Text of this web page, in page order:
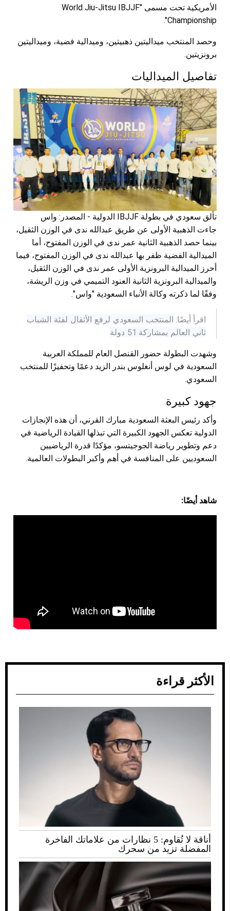
الأمريكية تحت مسمى "World Jiu-Jitsu IBJJF
Championship".
وحصد المنتخب ميداليتين ذهبيتين، وميدالية فضية، وميداليتين
برونزيتين.
تفاصيل الميداليات
تألق سعودي في بطولة IBJJF الدولية - المصدر: واس
جاءت الذهبية الأولى عن طريق عبدالله ندى في الوزن الثقيل،
بينما حصد الذهبية الثانية عمر ندى في الوزن المفتوح، أما
الميدالية الفضية ظفر بها عبدالله ندى في الوزن المفتوح، فيما
أحرز الميدالية البرونزية الأولى عمر ندى في الوزن الثقيل،
والميدالية البرونزية الثانية العنود التميمي في وزن الريشة،
وفقًا لما ذكرته وكالة الأنباء السعودية "واس".
اقرأ أيضًا: المنتخب السعودي لرفع الأثقال لفئة الشباب
ثاني العالم بمشاركة 51 دولة
وشهدت البطولة حضور القنصل العام للمملكة العربية
السعودية في لوس أنغلوس بندر الزيد دعمًا وتحفيزًا للمنتخب
السعودي.
جهود كبيرة
وأكد رئيس البعثة السعودية مبارك القرني، أن هذه الإنجازات
الدولية تعكس الجهود الكبيرة التي تبذلها القيادة الرياضية في
دعم وتطوير رياضة الجوجيتسو، مؤكدًا قدرة الرياضيين
السعوديين على المنافسة في أهم وأكبر البطولات العالمية.
شاهد أيضًا:
الأكثر قراءة
أناقة لا تُقاوم: 5 نظارات من علاماتك الفاخرة
المفضلة تزيد من سحرك